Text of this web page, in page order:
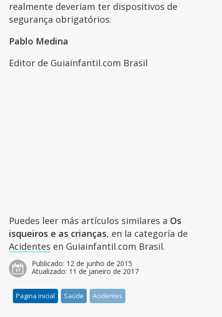
realmente deveriam ter dispositivos de
segurança obrigatórios.
Pablo Medina
Editor de Guiainfantil.com Brasil
Puedes leer más artículos similares a Os
isqueiros e as crianças, en la categoría de
Acidentes en Guiainfantil.com Brasil.
Publicado: 12 de junho de 2015
Atualizado: 11 de janeiro de 2017
Pagina inicial Saúde Acidentes